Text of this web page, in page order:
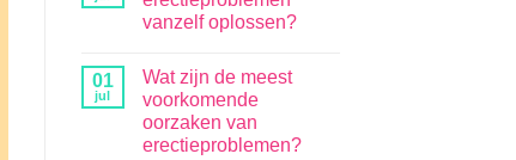
vanzelf oplossen?
01
jul
Wat zijn de meest
voorkomende
oorzaken van
erectieproblemen?